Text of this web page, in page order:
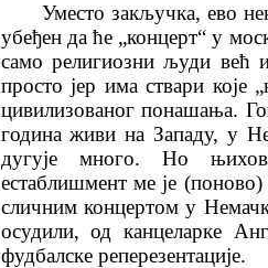
Уместо закључка, ево
убеђен да ће „концерт“ у
само религиозни људи већ
просто јер има ствари које
цивилизованог понашања.
година живи на Западу, у
дугује много. Но њихов
естаблишмент ме је
сличним концертом у
осудили, од канцеларке
фудбалске реперезентације.